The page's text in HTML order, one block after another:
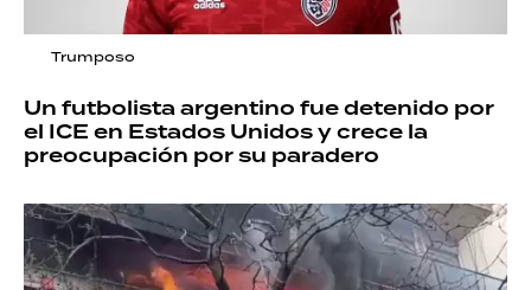
Trumposo
Un futbolista argentino fue detenido por
el ICE en Estados Unidos y crece la
preocupación por su paradero